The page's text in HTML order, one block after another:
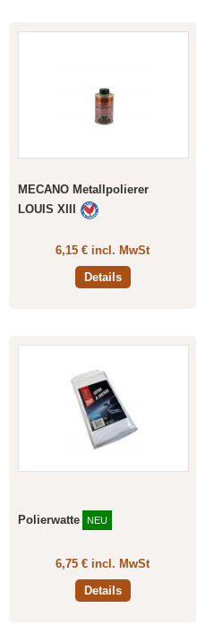
MECANO Metallpolierer
LOUIS XIII
6,15 € incl. MwSt
Details
Polierwatte NEU
6,75 € incl. MwSt
Details